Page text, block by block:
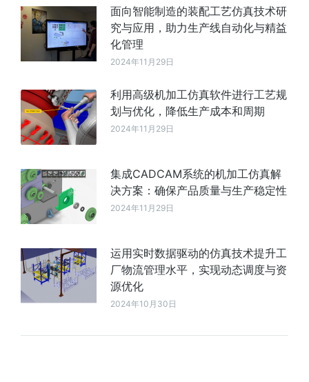
面向智能制造的装配工艺仿真技术研
究与应用，助力生产线自动化与精益
化管理
2024年11月29日
利用高级机加工仿真软件进行工艺规
划与优化，降低生产成本和周期
2024年11月29日
集成CADCAM系统的机加工仿真解
决方案：确保产品质量与生产稳定性
2024年11月29日
运用实时数据驱动的仿真技术提升工
厂物流管理水平，实现动态调度与资
源优化
2024年10月30日